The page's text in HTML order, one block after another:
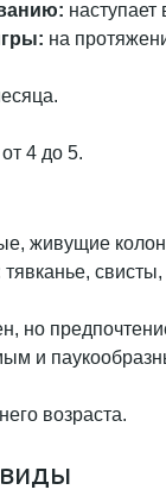
наступает
на
от 4 до 5.
живущие
тявканье,
но
и
возраста.